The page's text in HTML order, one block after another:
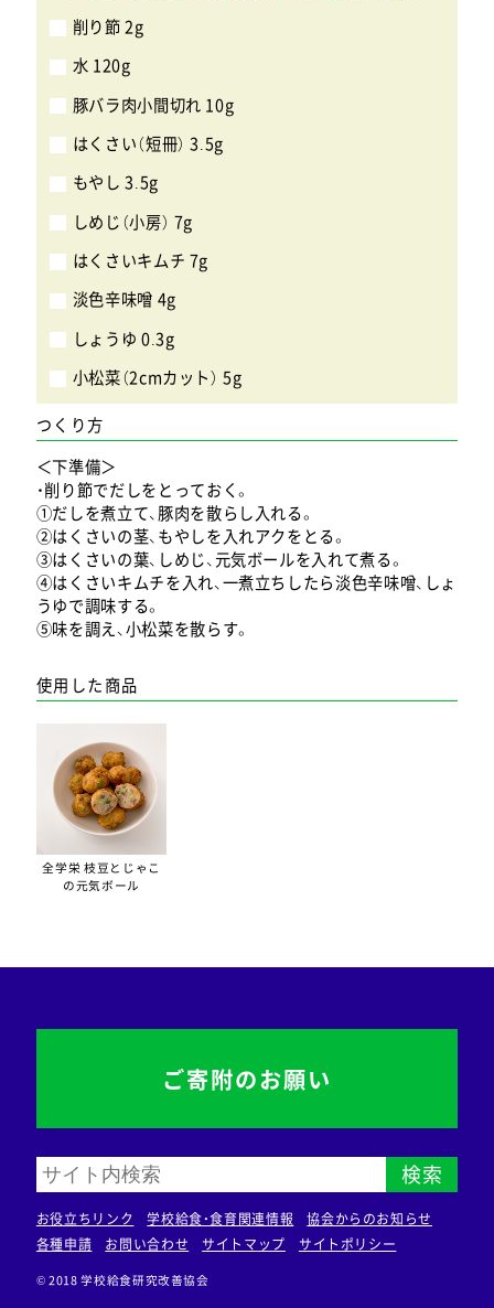
削り節 2g
水 120g
豚バラ肉小間切れ 10g
はくさい（短冊） 3.5g
もやし 3.5g
しめじ（小房） 7g
はくさいキムチ 7g
淡色辛味噌 4g
しょうゆ 0.3g
小松菜（2cmカット） 5g
つくり方
＜下準備＞
・削り節でだしをとっておく。
①だしを煮立て、豚肉を散らし入れる。
②はくさいの茎、もやしを入れアクをとる。
③はくさいの葉、しめじ、元気ボールを入れて煮る。
④はくさいキムチを入れ、一煮立ちしたら淡色辛味噌、しょ
うゆで調味する。
⑤味を調え、小松菜を散らす。
使用した商品
全学栄 枝豆とじゃこ
の元気ボール
検索
お役立ちリンク 学校給食・食育関連情報
協会からのお知らせ
各種申請
お問い合わせ サイトマップ サイトポリシー
© 2018 学校給食研究改善協会
ご寄附のお願い